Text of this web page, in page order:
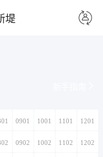
堤
0901 1001 1101 1201
0902 1002 1102 1202